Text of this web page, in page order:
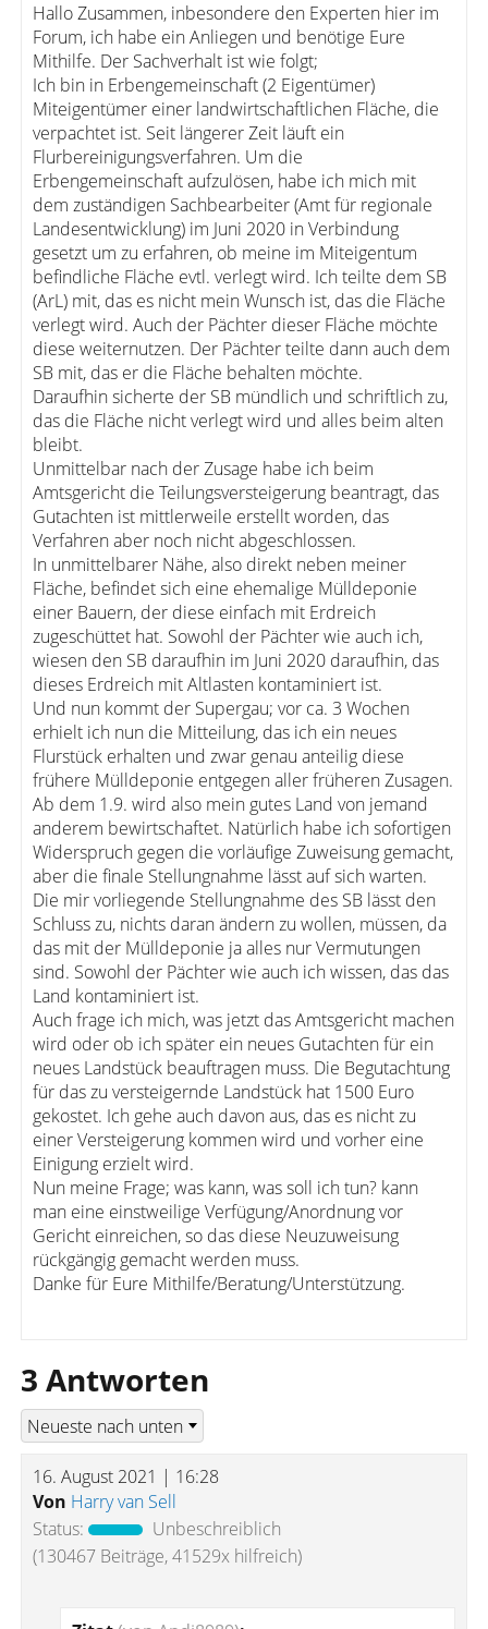
Hallo Zusammen, inbesondere den Experten hier im
Forum, ich habe ein Anliegen und benötige Eure
Mithilfe. Der Sachverhalt ist wie folgt;
Ich bin in Erbengemeinschaft (2 Eigentümer)
Miteigentümer einer landwirtschaftlichen Fläche, die
verpachtet ist. Seit längerer Zeit läuft ein
Flurbereinigungsverfahren. Um die
Erbengemeinschaft aufzulösen, habe ich mich mit
dem zuständigen Sachbearbeiter (Amt für regionale
Landesentwicklung) im Juni 2020 in Verbindung
gesetzt um zu erfahren, ob meine im Miteigentum
befindliche Fläche evtl. verlegt wird. Ich teilte dem SB
(ArL) mit, das es nicht mein Wunsch ist, das die Fläche
verlegt wird. Auch der Pächter dieser Fläche möchte
diese weiternutzen. Der Pächter teilte dann auch dem
SB mit, das er die Fläche behalten möchte.
Daraufhin sicherte der SB mündlich und schriftlich zu,
das die Fläche nicht verlegt wird und alles beim alten
bleibt.
Unmittelbar nach der Zusage habe ich beim
Amtsgericht die Teilungsversteigerung beantragt, das
Gutachten ist mittlerweile erstellt worden, das
Verfahren aber noch nicht abgeschlossen.
In unmittelbarer Nähe, also direkt neben meiner
Fläche, befindet sich eine ehemalige Mülldeponie
einer Bauern, der diese einfach mit Erdreich
zugeschüttet hat. Sowohl der Pächter wie auch ich,
wiesen den SB daraufhin im Juni 2020 daraufhin, das
dieses Erdreich mit Altlasten kontaminiert ist.
Und nun kommt der Supergau; vor ca. 3 Wochen
erhielt ich nun die Mitteilung, das ich ein neues
Flurstück erhalten und zwar genau anteilig diese
frühere Mülldeponie entgegen aller früheren Zusagen.
Ab dem 1.9. wird also mein gutes Land von jemand
anderem bewirtschaftet. Natürlich habe ich sofortigen
Widerspruch gegen die vorläufige Zuweisung gemacht,
aber die finale Stellungnahme lässt auf sich warten.
Die mir vorliegende Stellungnahme des SB lässt den
Schluss zu, nichts daran ändern zu wollen, müssen, da
das mit der Mülldeponie ja alles nur Vermutungen
sind. Sowohl der Pächter wie auch ich wissen, das das
Land kontaminiert ist.
Auch frage ich mich, was jetzt das Amtsgericht machen
wird oder ob ich später ein neues Gutachten für ein
neues Landstück beauftragen muss. Die Begutachtung
für das zu versteigernde Landstück hat 1500 Euro
gekostet. Ich gehe auch davon aus, das es nicht zu
einer Versteigerung kommen wird und vorher eine
Einigung erzielt wird.
Nun meine Frage; was kann, was soll ich tun? kann
man eine einstweilige Verfügung/Anordnung vor
Gericht einreichen, so das diese Neuzuweisung
rückgängig gemacht werden muss.
Danke für Eure Mithilfe/Beratung/Unterstützung.
3 Antworten
16. August 2021 | 16:28
Von Harry van Sell
Status:
Unbeschreiblich
(130467 Beiträge, 41529x hilfreich)